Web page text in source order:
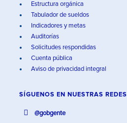
Estructura orgánica
Tabulador de sueldos
Indicadores y metas
Auditorías
Solicitudes respondidas
Cuenta pública
Aviso de privacidad integral
SÍGUENOS EN NUESTRAS REDES
@gobgente